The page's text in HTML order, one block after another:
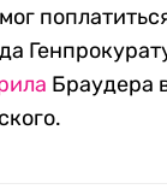
Браудера